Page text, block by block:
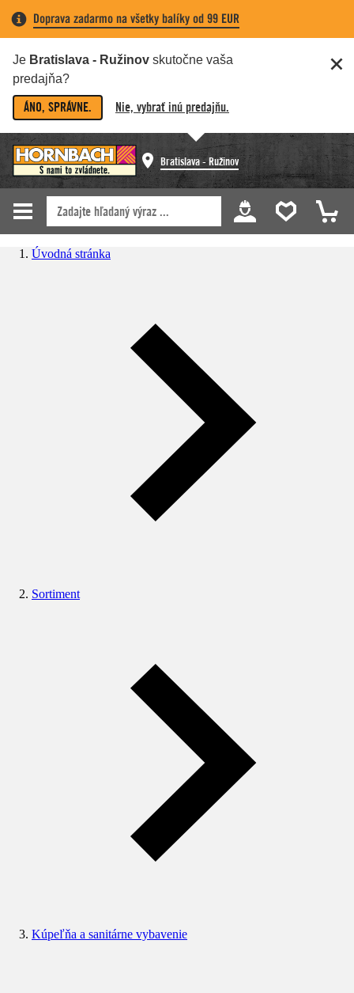
Doprava zadarmo na všetky balíky od 99 EUR
Je Bratislava - Ružinov skutočne vaša
predajňa?
ÁNO, SPRÁVNE. Nie, vybrať inú predajňu.
Bratislava - Ružinov
Úvodná stránka
Sortiment
Kúpeľňa a sanitárne vybavenie